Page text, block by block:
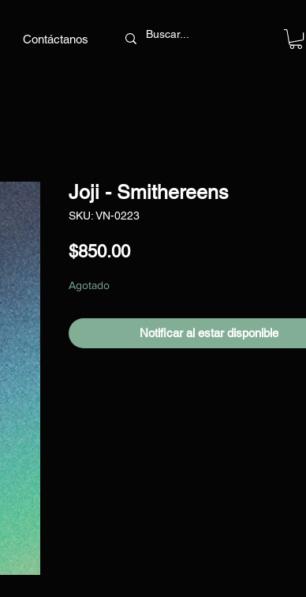
Contáctanos
Joji - Smithereens
SKU: VN-0223
$850.00Precio
Agotado
Notificar al estar disponible